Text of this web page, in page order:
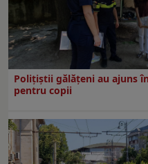
Polițiștii gălățeni au ajuns
pentru copii